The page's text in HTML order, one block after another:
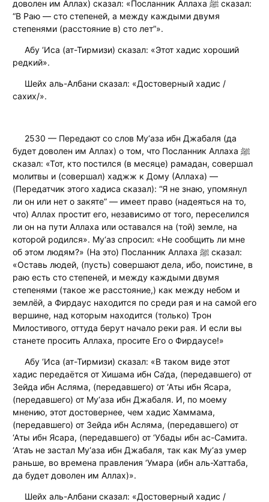
доволен им Аллах) сказал: «Посланник Аллаха ﷺ сказал:
“В Раю — сто степеней, а между каждыми двумя
степенями (расстояние в) сто лет”».
Абу ‘Иса (ат-Тирмизи) сказал: «Этот хадис хороший
редкий».
Шейх аль-Албани сказал: «Достоверный хадис /
сахих/».
2530 — Передают со слов Му‘аза ибн Джабаля (да
будет доволен им Аллах) о том, что Посланник Аллаха ﷺ
сказал: «Тот, кто постился (в месяце) рамадан, совершал
молитвы и (совершал) хаджж к Дому (Аллаха) —
(Передатчик этого хадиса сказал): “Я не знаю, упомянул
ли он или нет о закяте” — имеет право (надеяться на то,
что) Аллах простит его, независимо от того, переселился
ли он на пути Аллаха или оставался на (той) земле, на
которой родился». Му‘аз спросил: «Не сообщить ли мне
об этом людям?» (На это) Посланник Аллаха ﷺ сказал:
«Оставь людей, (пусть) совершают дела, ибо, поистине, в
раю есть сто степеней, и между каждыми двумя
степенями (такое же расстояние,) как между небом и
землёй, а Фирдаус находится по среди рая и на самой его
вершине, над которым находится (только) Трон
Милостивого, оттуда берут начало реки рая. И если вы
станете просить Аллаха, просите Его о Фирдаусе!»
Абу ‘Иса (ат-Тирмизи) сказал: «В таком виде этот
хадис передаётся от Хишама ибн Са‘да, (передавшего) от
Зейда ибн Асляма, (передавшего) от ‘Аты ибн Ясара,
(передавшего) от Му‘аза ибн Джабаля. И, по моему
мнению, этот достовернее, чем хадис Хаммама,
(передавшего) от Зейда ибн Асляма, (передавшего) от
‘Аты ибн Ясара, (передавшего) от ‘Убады ибн ас-Самита.
‘Атаъ не застал Му‘аза ибн Джабаля, так как Му‘аз умер
раньше, во времена правления ‘Умара (ибн аль-Хаттаба,
да будет доволен им Аллах)».
Шейх аль-Албани сказал: «Достоверный хадис /